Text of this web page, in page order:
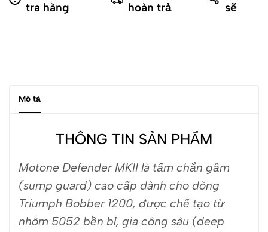
tra hàng
hoàn trả
sẽ
Mô tả
THÔNG TIN SẢN PHẨM
Motone Defender MKII là tấm chắn gầm
(sump guard) cao cấp dành cho dòng
Triumph Bobber 1200, được chế tạo từ
nhôm 5052 bền bỉ, gia công sâu (deep